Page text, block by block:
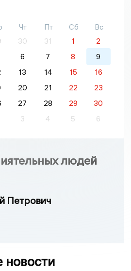
Чт Пт Сб
Вс
30 31 1
2
6 7 8
9
13 14 15
16
20 21 22
23
27 28 29
30
3 4 5 6
людей
Петрович
новости